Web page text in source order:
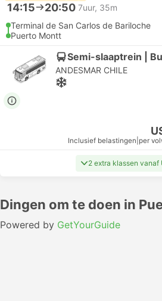
14:15 20:50 7uur, 35m
Terminal de San Carlos de Bariloche
Puerto Montt
Semi-slaaptrein |
ANDESMAR CHILE
Inclusief belastingen per
2 extra klassen vanaf
Dingen om te doen in
Powered by GetYourGuide